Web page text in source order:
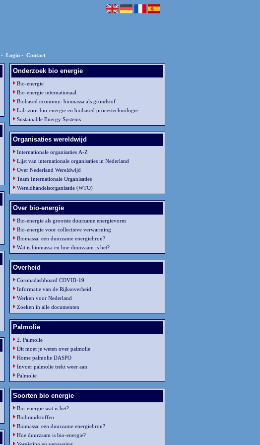
- Login - Contact
Onderzoek bio energie
Bio-energie
Bio-energie internationaal
Biobased economy: biomassa als grondstof
Lab voor bio-energie en biobased procestechnologie
Sustainable Energy Systems
Organisaties wereldwijd
Internationale organisaties A-Z
Lijst van internationale organisaties in Nederland
Over Nederland Wereldwijd
Team Internationale Organisaties
Wereldhandelsorganisatie (WTO)
Over bio-energie
Bio-energie als grootste duurzame energievorm
Bio-energie voor collectieve verwarming
Biomassa: een duurzame energiebron?
Wat is biomassa en hoe duurzaam is het?
Overheid
Coronadashboard COVID-19
Informatie van de Rijksoverheid
Werken voor Nederland
Zoeken in alle documenten
Palmolie
2. Palmolie
Dit moet je weten over palmolie
Home palmolie DASPO
Invoer palmolie trekt weer aan
Palmolie
Soorten bio energie
Bio-energie wat is het?
Biobrandstoffen
Biomassa: een duurzame energiebron?
Hoe duurzaam is bio-energie?